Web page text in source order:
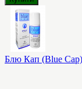
Блю Кап (Blue